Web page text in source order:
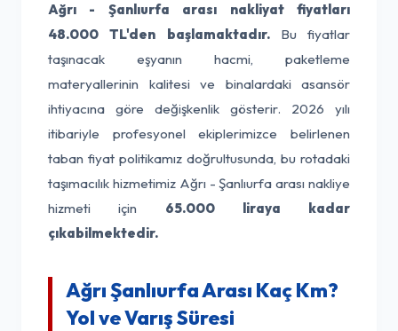
Ağrı - Şanlıurfa arası nakliyat fiyatları
48.000 TL'den başlamaktadır.Bu fiyatlar
taşınacak eşyanın hacmi, paketleme
materyallerinin kalitesi ve binalardaki asansör
ihtiyacına göre değişkenlik gösterir. 2026 yılı
itibariyle profesyonel ekiplerimizce belirlenen
taban fiyat politikamız doğrultusunda, bu rotadaki
taşımacılık hizmetimiz Ağrı - Şanlıurfa arası nakliye
hizmeti için 65.000 liraya kadar
çıkabilmektedir.
Ağrı Şanlıurfa Arası Kaç Km?
Yol ve Varış Süresi